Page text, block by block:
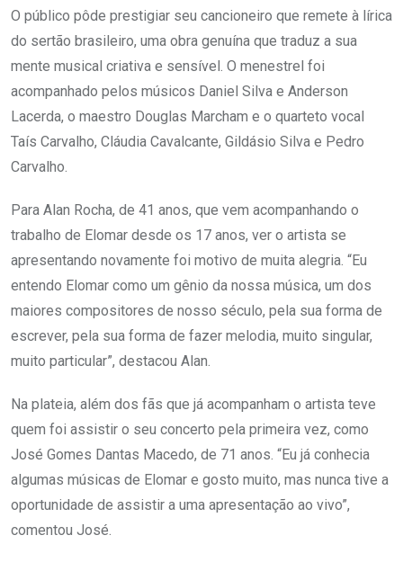
O público pôde prestigiar seu cancioneiro que remete à lírica
do sertão brasileiro, uma obra genuína que traduz a sua
mente musical criativa e sensível. O menestrel foi
acompanhado pelos músicos Daniel Silva e Anderson
Lacerda, o maestro Douglas Marcham e o quarteto vocal
Taís Carvalho, Cláudia Cavalcante, Gildásio Silva e Pedro
Carvalho.
Para Alan Rocha, de 41 anos, que vem acompanhando o
trabalho de Elomar desde os 17 anos, ver o artista se
apresentando novamente foi motivo de muita alegria. “Eu
entendo Elomar como um gênio da nossa música, um dos
maiores compositores de nosso século, pela sua forma de
escrever, pela sua forma de fazer melodia, muito singular,
muito particular”, destacou Alan.
Na plateia, além dos fãs que já acompanham o artista teve
quem foi assistir o seu concerto pela primeira vez, como
José Gomes Dantas Macedo, de 71 anos. “Eu já conhecia
algumas músicas de Elomar e gosto muito, mas nunca tive a
oportunidade de assistir a uma apresentação ao vivo”,
comentou José.